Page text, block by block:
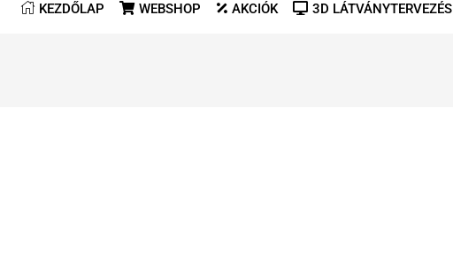
KEZDŐLAP WEBSHOP AKCIÓK 3D LÁTVÁNYTERVEZÉS